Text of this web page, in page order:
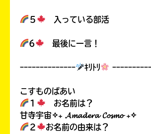
５ 入っている部活
6 最後に一言！
ｰｰｰｰｰｰｰｰｰｰｰｰｰｰ ｷﾘﾄﾘ ｰｰｰｰｰｰｰｰｰ
こすものばあい
１
お名前は？
甘寺宇宙✧₊ 𝓐𝓶𝓪𝓭𝓮𝓻𝓪 𝓒𝓸𝓼𝓶𝓸 ₊✧
２
お名前の由来は？